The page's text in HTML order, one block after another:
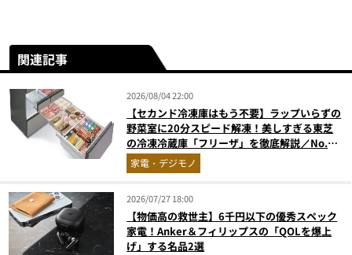
関連記事
2026/08/04 22:00
【セカンド冷凍庫はもう不要】ラップいらずの
野菜室に20分スピード解凍！美しすぎる東芝
の冷凍冷蔵庫「フリーザ」を徹底解説／No.1
モノ雑誌編集長が選ぶ『センスがいい家電』
Vol.10
家電・デジモノ
2026/07/27 18:00
【物価高の救世主】6千円以下の優秀スペック
家電！Anker＆フィリップスの「QOLを爆上
げ」する名品2選